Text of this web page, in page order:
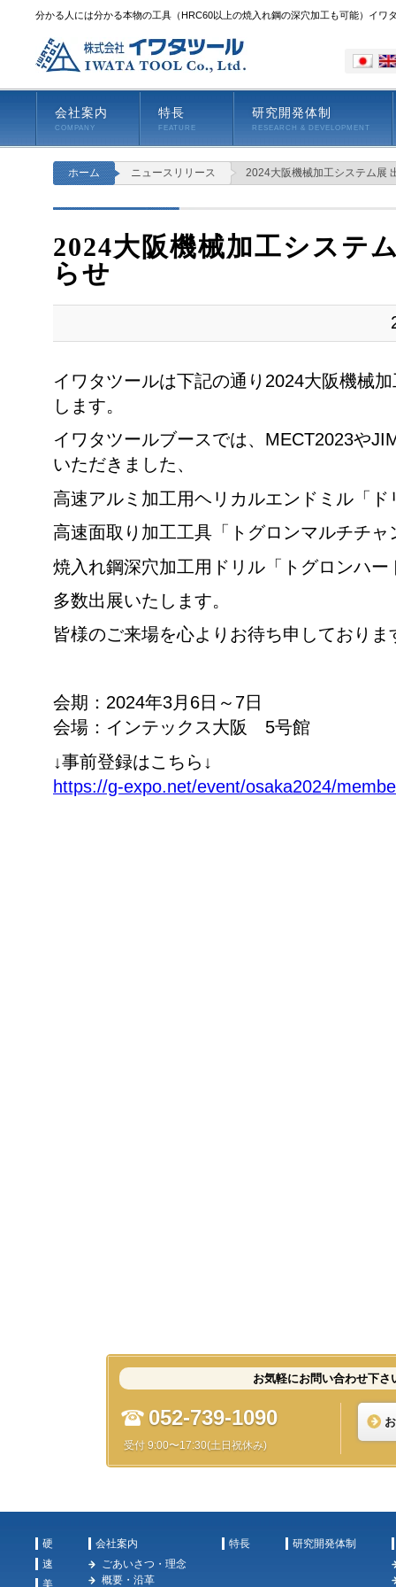
分かる人には分かる本物の工具（HRC60以上の焼入れ鋼の深穴加工も可能）イワ
会社案内
COMPANY
特長
FEATURE
研究開発体制
RESEARCH & DEVELOPMENT
ホーム ニュースリリース 2024大阪機械加工システム展
2024大阪機械加工システ
らせ
イワタツールは下記の通り2024大阪機械
します。
イワタツールブースでは、MECT2023や
いただきました、
高速アルミ加工用ヘリカルエンドミル「ド
高速面取り加工工具「トグロンマルチチャ
焼入れ鋼深穴加工用ドリル「トグロンハ
多数出展いたします。
皆様のご来場を心よりお待ち申しておりま
会期：2024年3月6日～7日
会場：インテックス大阪 5号館
↓事前登録はこちら↓
https://g-expo.net/event/osaka2024/
お気軽にお問い合わせ下さ
052-739-1090
受付 9:00〜17:30(土日祝休み)
硬
速
美
会社案内
ごあいさつ・理念
概要・沿革
特長 研究開発体制